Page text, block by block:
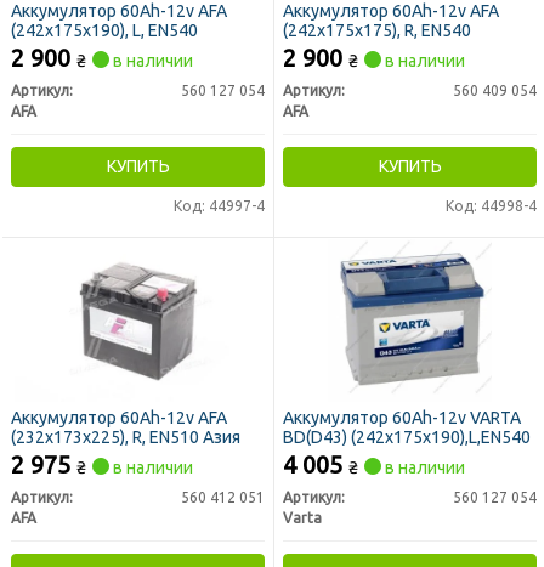
Аккумулятор 60Ah-12v AFA
(242х175х190), L, EN540
2 900 ₴ в наличии
Артикул:
560 127 054
AFA
КУПИТЬ
Код: 44997-4
Аккумулятор 60Ah-12v AFA
(242х175х175), R, EN540
2 900 ₴ в наличии
Артикул:
560 409 054
AFA
КУПИТЬ
Код: 44998-4
Аккумулятор 60Ah-12v AFA
(232х173х225), R, EN510 Азия
2 975 ₴ в наличии
Артикул:
560 412 051
AFA
Аккумулятор 60Ah-12v VARTA
BD(D43) (242х175х190),L,EN540
4 005 ₴ в наличии
Артикул:
560 127 054
Varta